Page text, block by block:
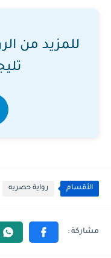
للمزيد من
الأقسام رواية حصريه